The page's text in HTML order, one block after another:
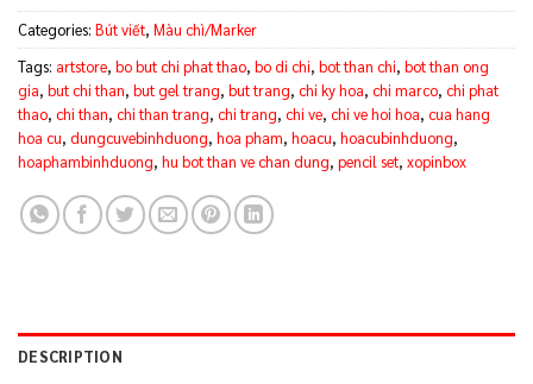
Categories: Bút viết, Màu chì/Marker
Tags: artstore, bo but chi phat thao, bo di chi, bot than chi, bot than ong
gia, but chi than, but gel trang, but trang, chi ky hoa, chi marco, chi phat
thao, chi than, chi than trang, chi trang, chi ve, chi ve hoi hoa, cua hang
hoa cu, dungcuvebinhduong, hoa pham, hoacu, hoacubinhduong,
hoaphambinhduong, hu bot than ve chan dung, pencil set, xopinbox
DESCRIPTION